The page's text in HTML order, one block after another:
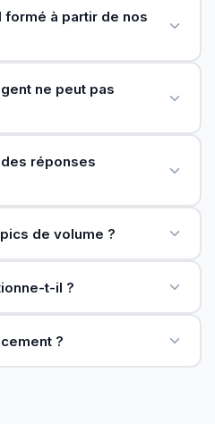
à partir de nos
ne peut pas
réponses
de volume ?
t-il ?
?